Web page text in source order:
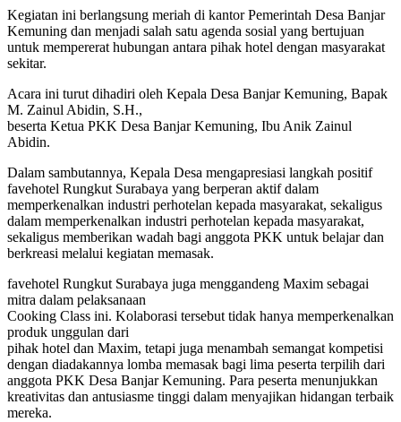
Kegiatan ini berlangsung meriah di kantor Pemerintah Desa Banjar
Kemuning dan menjadi salah satu agenda sosial yang bertujuan
untuk mempererat hubungan antara pihak hotel dengan masyarakat
sekitar.
Acara ini turut dihadiri oleh Kepala Desa Banjar Kemuning, Bapak
M. Zainul Abidin, S.H.,
beserta Ketua PKK Desa Banjar Kemuning, Ibu Anik Zainul
Abidin.
Dalam sambutannya, Kepala Desa mengapresiasi langkah positif
favehotel Rungkut Surabaya yang berperan aktif dalam
memperkenalkan industri perhotelan kepada masyarakat, sekaligus
dalam memperkenalkan industri perhotelan kepada masyarakat,
sekaligus memberikan wadah bagi anggota PKK untuk belajar dan
berkreasi melalui kegiatan memasak.
favehotel Rungkut Surabaya juga menggandeng Maxim sebagai
mitra dalam pelaksanaan
Cooking Class ini. Kolaborasi tersebut tidak hanya memperkenalkan
produk unggulan dari
pihak hotel dan Maxim, tetapi juga menambah semangat kompetisi
dengan diadakannya lomba memasak bagi lima peserta terpilih dari
anggota PKK Desa Banjar Kemuning. Para peserta menunjukkan
kreativitas dan antusiasme tinggi dalam menyajikan hidangan terbaik
mereka.